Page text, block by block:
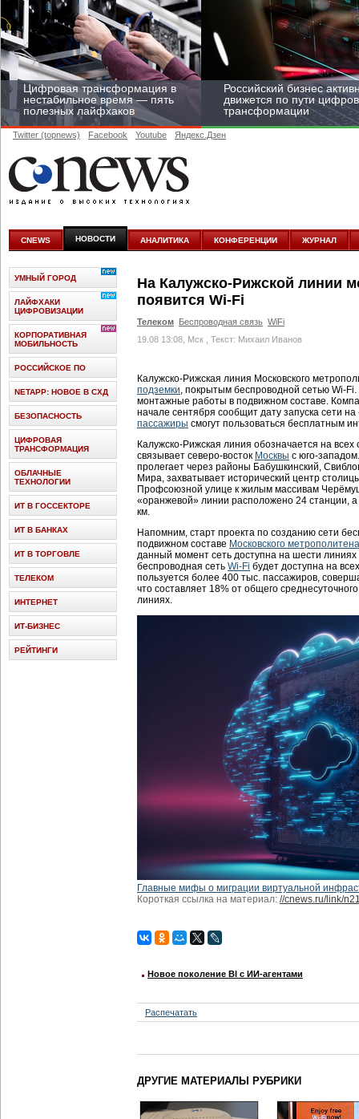
Цифровая трансформация в
нестабильное время — пять
полезных лайфхаков
Российский бизнес
движется по пути
трансформации
цифровизироваться со
скоростью крупных
корпораций
Twitter (topnews) Facebook Youtube Яндекс.Дзен
CNEWS НОВОСТИ АНАЛИТИКА КОНФЕРЕНЦИИ ЖУРНАЛ
На Калужско-Рижской линии
появится Wi-Fi
Телеком Беспроводная связь WiFi
19.08 13:08, Мск , Текст: Михаил Иванов
Калужско-Рижская линия Московского
подземки, покрытым беспроводной сетью Wi-
монтажные работы в подвижном составе.
начале сентября сообщит дату запуска сети
пассажиры смогут пользоваться бесплатным
Калужско-Рижская линия обозначается на
связывает северо-восток Москвы с юго-
пролегает через районы Бабушкинский,
Мира, захватывает исторический центр
Профсоюзной улице к жилым массивам
«оранжевой» линии расположено 24 станции,
км.
Напомним, старт проекта по созданию сети
подвижном составе Московского метрополитена
данный момент сеть доступна на шести линиях
беспроводная сеть Wi-Fi будет доступна на
пользуется более 400 тыс. пассажиров,
что составляет 18% от общего
линиях.
Главные мифы о миграции виртуальной
Короткая ссылка на материал: //cnews.ru/link/
Новое поколение BI с ИИ-агентами
Распечатать
ДРУГИЕ МАТЕРИАЛЫ РУБРИКИ
УМНЫЙ ГОРОД
ЛАЙФХАКИ
ЦИФРОВИЗАЦИИ
КОРПОРАТИВНАЯ
МОБИЛЬНОСТЬ
РОССИЙСКОЕ ПО
NETAPP: НОВОЕ В СХД
БЕЗОПАСНОСТЬ
ЦИФРОВАЯ
ТРАНСФОРМАЦИЯ
ОБЛАЧНЫЕ
ТЕХНОЛОГИИ
ИТ В ГОССЕКТОРЕ
ИТ В БАНКАХ
ИТ В ТОРГОВЛЕ
ТЕЛЕКОМ
ИНТЕРНЕТ
ИТ-БИЗНЕС
РЕЙТИНГИ